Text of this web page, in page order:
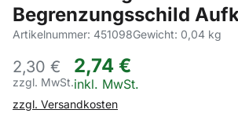
Begrenzungsschild
Artikelnummer: 451098Gewicht: 0,04 kg
2,30 €
zzgl. MwSt.
2,74 €
Steuerhinweis:
inkl. MwSt.
zzgl. Versandkosten